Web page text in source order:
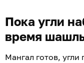
Пока угли
время
Мангал готов,